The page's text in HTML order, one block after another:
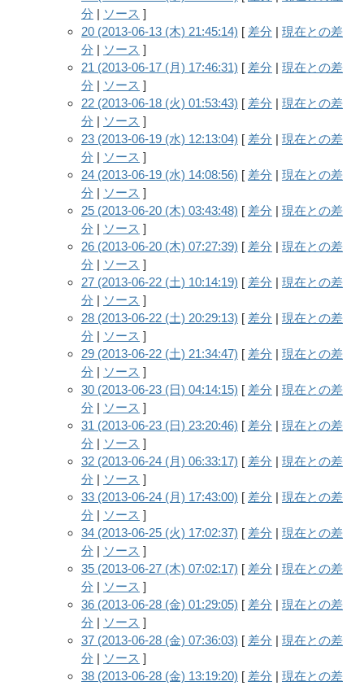
分 | ソース ]
20 (2013-06-13 (木) 21:45:14) [ 差分 | 現在との差
分 | ソース ]
21 (2013-06-17 (月) 17:46:31) [ 差分 | 現在との差
分 | ソース ]
22 (2013-06-18 (火) 01:53:43) [ 差分 | 現在との差
分 | ソース ]
23 (2013-06-19 (水) 12:13:04) [ 差分 | 現在との差
分 | ソース ]
24 (2013-06-19 (水) 14:08:56) [ 差分 | 現在との差
分 | ソース ]
25 (2013-06-20 (木) 03:43:48) [ 差分 | 現在との差
分 | ソース ]
26 (2013-06-20 (木) 07:27:39) [ 差分 | 現在との差
分 | ソース ]
27 (2013-06-22 (土) 10:14:19) [ 差分 | 現在との差
分 | ソース ]
28 (2013-06-22 (土) 20:29:13) [ 差分 | 現在との差
分 | ソース ]
29 (2013-06-22 (土) 21:34:47) [ 差分 | 現在との差
分 | ソース ]
30 (2013-06-23 (日) 04:14:15) [ 差分 | 現在との差
分 | ソース ]
31 (2013-06-23 (日) 23:20:46) [ 差分 | 現在との差
分 | ソース ]
32 (2013-06-24 (月) 06:33:17) [ 差分 | 現在との差
分 | ソース ]
33 (2013-06-24 (月) 17:43:00) [ 差分 | 現在との差
分 | ソース ]
34 (2013-06-25 (火) 17:02:37) [ 差分 | 現在との差
分 | ソース ]
35 (2013-06-27 (木) 07:02:17) [ 差分 | 現在との差
分 | ソース ]
36 (2013-06-28 (金) 01:29:05) [ 差分 | 現在との差
分 | ソース ]
37 (2013-06-28 (金) 07:36:03) [ 差分 | 現在との差
分 | ソース ]
38 (2013-06-28 (金) 13:19:20) [ 差分 | 現在との差